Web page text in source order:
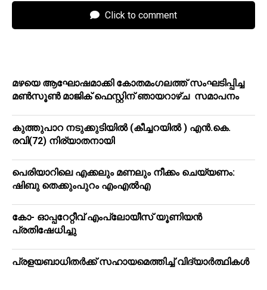
Click to comment
മഴയെ ആഘോഷമാക്കി കോതമംഗലത്ത് സംഘടിപ്പിച്ച
മൺസൂൺ മാജിക് ഫെസ്റ്റിന് ഞായറാഴ്ച സമാപനം
കുത്തുപാറ നടുക്കുടിയിൽ (കീച്ചറയിൽ ) എൻ.കെ.
രവി(72) നിര്യാതനായി
പെരിയാറിലെ എക്കലും മണലും നീക്കം ചെയ്യണം:
ഷിബു തെക്കുംപുറം എംഎൽഎ
കോ- ഓപ്പറേറ്റീവ് എംപ്ലോയീസ് യൂണിയൻ
പ്രതിഷേധിച്ചു
പ്രളയബാധിതർക്ക് സഹായമെത്തിച്ച് വിദ്യാർത്ഥികൾ